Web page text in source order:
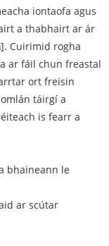
iontaofa agus
a thabhairt ar ár
]. Cuirimid rogha
ar fáil chun freastal
ort freisin
táirgí a
is fearr a
bhaineann le
ar scútar